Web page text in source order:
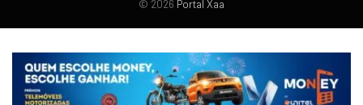
© 2026 Portal Xaa